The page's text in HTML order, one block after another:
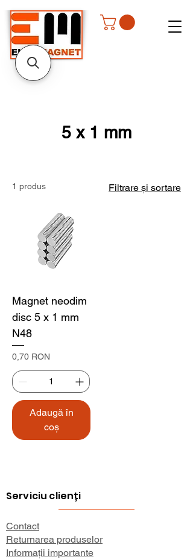
5 x 1 mm
1 produs Filtrare și sortare
Magnet neodim
disc 5 x 1 mm
N48
Preț
0,70 RON
Adaugă în
coș
Serviciu clienți
Contact
Returnarea produselor
Informații importante